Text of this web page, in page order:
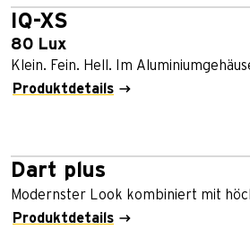
IQ-XS
80 Lux
Klein. Fein. Hell. Im
Produktdetails
Dart plus
Modernster Look kombiniert mit
Produktdetails